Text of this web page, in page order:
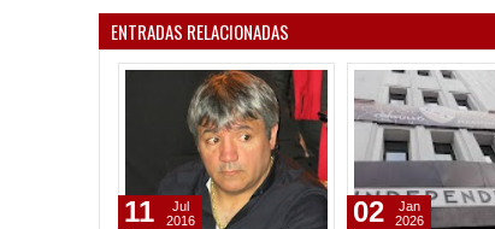
ENTRADAS RELACIONADAS
11
Jul
2016
02
Jan
2026